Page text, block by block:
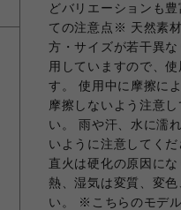
どバリエーションも
ての注意点※ 天然素
方・サイズが若干異
用していますので、
す。 使用中に摩擦に
摩擦しないよう注意
い。 雨や汗、水に濡
いように注意してく
直火は硬化の原因に
熱、湿気は変質、変
い。 ※こちらのモデ